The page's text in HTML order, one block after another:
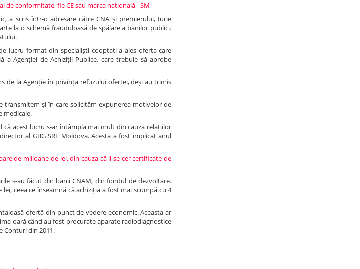
conformitate, fie CE sau marca națională - SM
a scris într-o adresare către CNA și premierului, Iurie
la o schemă frauduloasă de spălare a banilor publici.
lucru format din specialiști cooptați a ales oferta care
Agenției de Achiziții Publice, care trebuie să aprobe
de la Agenție în privința refuzului ofertei, deși au trimis
transmitem și în care solicităm expunerea motivelor de
medicale.
acest lucru s-ar întâmpla mai mult din cauza relațiilor
al GBG SRL Moldova. Acesta a fost implicat anul
de milioane de lei, din cauza că li se cer certificate de
s-au făcut din banii CNAM, din fondul de dezvoltare.
ceea ce înseamnă că achiziția a fost mai scumpă cu 4
ofertă din punct de vedere economic. Aceasta ar
oară când au fost procurate aparate radiodiagnostice
Conturi din 2011.